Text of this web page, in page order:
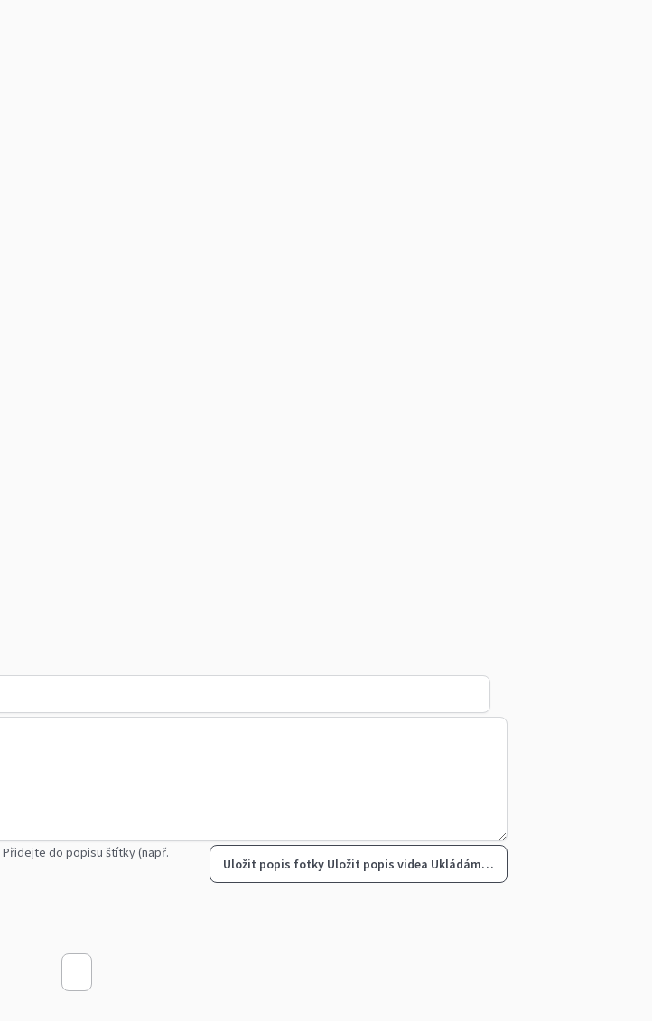
Přidejte do popisu štítky (např.
Uložit popis fotky Uložit popis videa Ukládám…